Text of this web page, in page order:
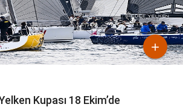

Kupası 18 Ekim’de